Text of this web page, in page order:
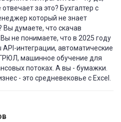
за это? Бухгалтер с
который не знает
думаете, что скачав
не понимаете, что в 2025 году
интеграции, автоматические
машинное обучение для
потоках. А вы - бумажки.
- это средневековье с Excel.